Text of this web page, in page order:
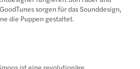
sorgen für das Sounddesign,
die Puppen gestaltet.
ist eine revolutionäre